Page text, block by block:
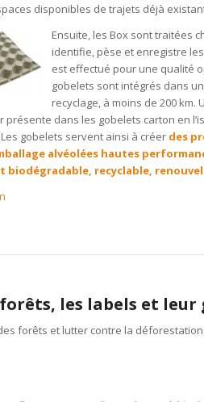
disponibles de trajets déjà
Ensuite, les Box sont traitées
identifie, pèse et enregistre
est effectué pour une qualité
gobelets sont intégrés dans
recyclage, à moins de 200 km.
dans les gobelets carton en
gobelets servent ainsi à créer des
alvéolées hautes
recyclable,
les labels et
forêts et lutter contre la